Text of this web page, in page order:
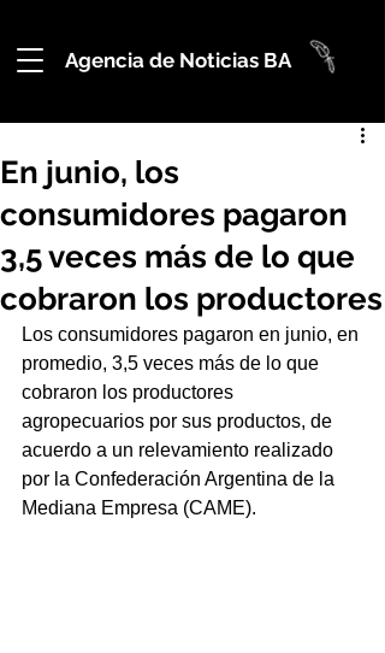
Agencia de Noticias BA
En junio, los
consumidores pagaron
3,5 veces más de lo que
cobraron los productores
Los consumidores pagaron en junio, en
promedio, 3,5 veces más de lo que
cobraron los productores
agropecuarios por sus productos, de
acuerdo a un relevamiento realizado
por la Confederación Argentina de la
Mediana Empresa (CAME).